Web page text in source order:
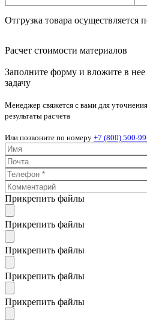
Отгрузка товара осуществляется
Расчет стоимости материалов
Заполните форму и вложите в
задачу
Менеджер свяжется с вами для
результаты расчета
Или позвоните по номеру +7 (800) 500-
Прикрепить файлы
Прикрепить файлы
Прикрепить файлы
Прикрепить файлы
Прикрепить файлы